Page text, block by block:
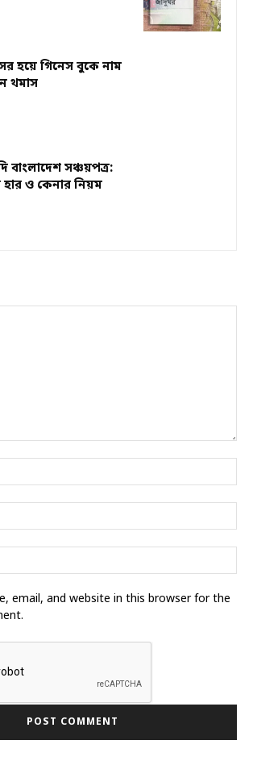
হয়ে গিনেস বুকে নাম
থমাস
বাংলাদেশ সঞ্চয়পত্র:
হার ও কেনার নিয়ম
email, and website in this browser for the